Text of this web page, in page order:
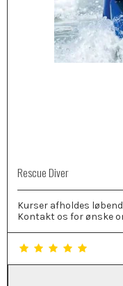
Rescue Diver
Kurser afholdes
Kontakt os for ønske